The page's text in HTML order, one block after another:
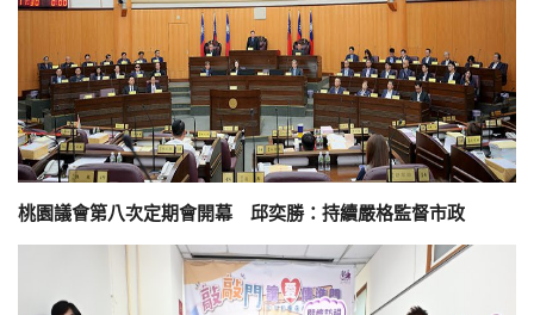
桃園議會第八次定期會開幕 邱奕勝：持續嚴格監督市政